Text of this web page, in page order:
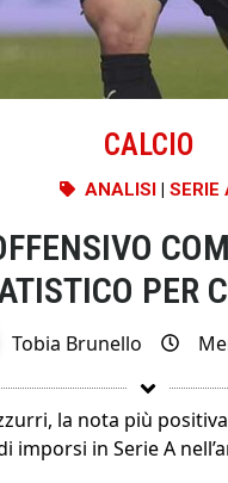
CALCIO
ANALISI| SERIE
PER
Tobia Brunello
la nota più
imporsi in Serie A